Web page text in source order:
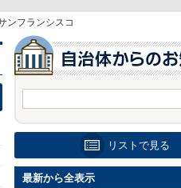
ンフランシスコ
リストで見る
最新から全表示